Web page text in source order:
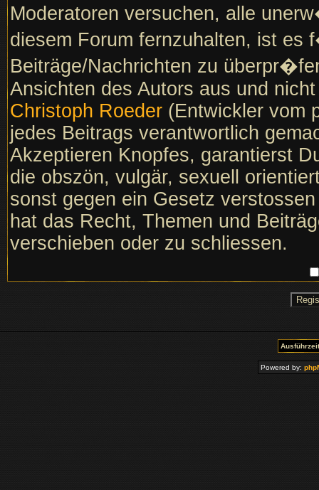
Moderatoren versuchen, alle
diesem Forum fernzuhalten, ist es
Beiträge/Nachrichten zu
Ansichten des Autors aus und
Christoph Roeder (Entwickler vom
jedes Beitrags verantwortlich
Akzeptieren Knopfes, garantierst
die obszön, vulgär, sexuell
sonst gegen ein Gesetz
hat das Recht, Themen und
verschieben oder zu schliessen.
Powered by: